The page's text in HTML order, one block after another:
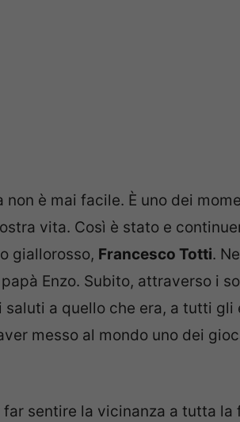
è mai facile. È uno dei
vita. Così è stato e
giallorosso, Francesco Totti.
Enzo. Subito, attraverso i
a quello che era, a tutti gli
messo al mondo uno dei
far sentire la vicinanza a tutta la